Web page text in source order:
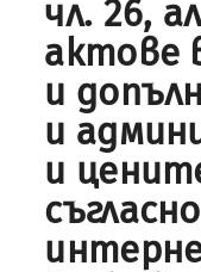
чл. 26,
актове
и
и
и